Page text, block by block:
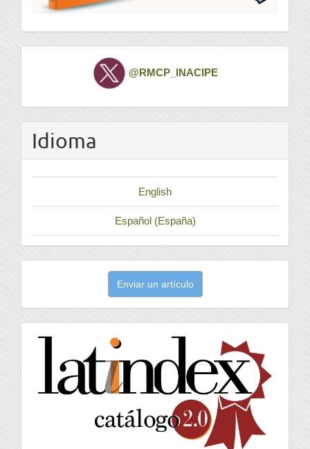
Twitter @RMCP_INACIPE
Idioma
English
Español (España)
artículo
Enviar un artículo
latindex